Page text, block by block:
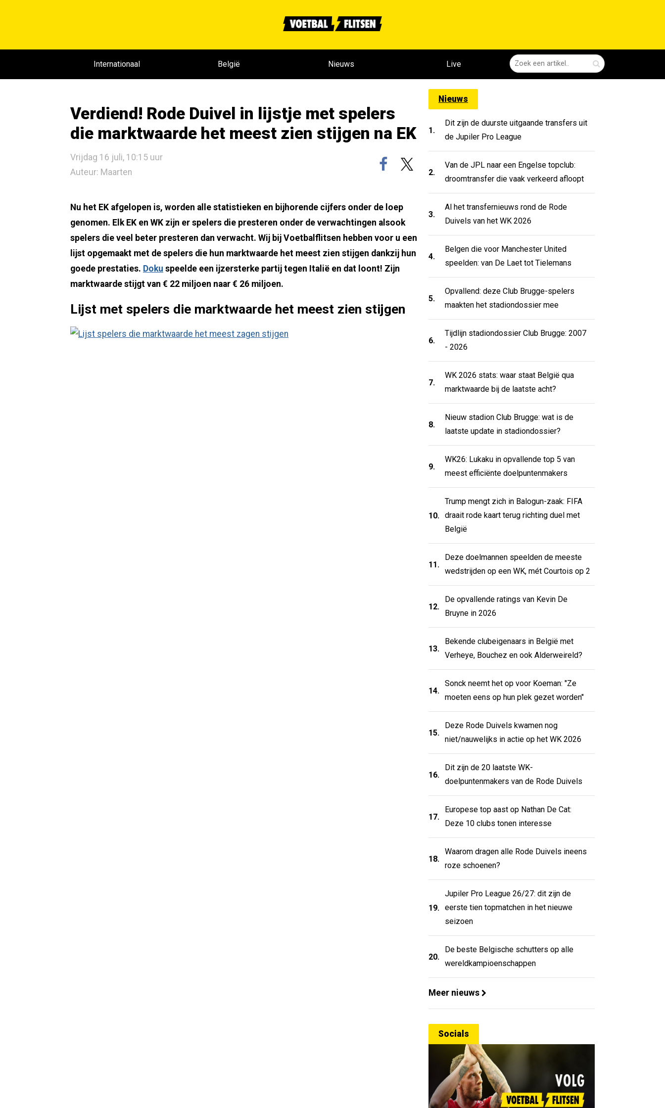
Internationaal België Nieuws Live
Verdiend! Rode Duivel in lijstje met spelers
die marktwaarde het meest zien stijgen na EK
Vrijdag 16 juli, 10:15 uur
Auteur: Maarten
Nu het EK afgelopen is, worden alle statistieken en bijhorende cijfers onder de loep
genomen. Elk EK en WK zijn er spelers die presteren onder de verwachtingen alsook
spelers die veel beter presteren dan verwacht. Wij bij Voetbalflitsen hebben voor u een
lijst opgemaakt met de spelers die hun marktwaarde het meest zien stijgen dankzij hun
goede prestaties. Doku speelde een ijzersterke partij tegen Italië en dat loont! Zijn
marktwaarde stijgt van € 22 miljoen naar € 26 miljoen.
Lijst met spelers die marktwaarde het meest zien stijgen
Nieuws
1.
Dit zijn de duurste uitgaande transfers uit
de Jupiler Pro League
2.
Van de JPL naar een Engelse topclub:
droomtransfer die vaak verkeerd afloopt
3.
Al het transfernieuws rond de Rode
Duivels van het WK 2026
4.
Belgen die voor Manchester United
speelden: van De Laet tot Tielemans
5.
Opvallend: deze Club Brugge-spelers
maakten het stadiondossier mee
6.
Tijdlijn stadiondossier Club Brugge: 2007
- 2026
7.
WK 2026 stats: waar staat België qua
marktwaarde bij de laatste acht?
8.
Nieuw stadion Club Brugge: wat is de
laatste update in stadiondossier?
9.
WK26: Lukaku in opvallende top 5 van
meest efficiënte doelpuntenmakers
10.
Trump mengt zich in Balogun-zaak: FIFA
draait rode kaart terug richting duel met
België
11.
Deze doelmannen speelden de meeste
wedstrijden op een WK, mét Courtois op 2
12.
De opvallende ratings van Kevin De
Bruyne in 2026
13.
Bekende clubeigenaars in België met
Verheye, Bouchez en ook Alderweireld?
14.
Sonck neemt het op voor Koeman: "Ze
moeten eens op hun plek gezet worden"
15.
Deze Rode Duivels kwamen nog
niet/nauwelijks in actie op het WK 2026
16.
Dit zijn de 20 laatste WK-
doelpuntenmakers van de Rode Duivels
17.
Europese top aast op Nathan De Cat:
Deze 10 clubs tonen interesse
18.
Waarom dragen alle Rode Duivels ineens
roze schoenen?
19.
Jupiler Pro League 26/27: dit zijn de
eerste tien topmatchen in het nieuwe
seizoen
20.
De beste Belgische schutters op alle
wereldkampioenschappen
Meer nieuws
Socials